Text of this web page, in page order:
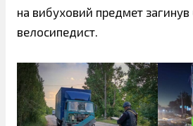
на вибуховий предмет загинув
велосипедист.